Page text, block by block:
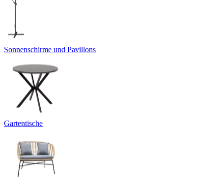
Sonnenschirme und Pavillons
Gartentische